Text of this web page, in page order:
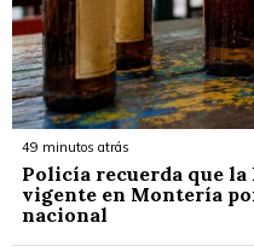
49 minutos atrás
Policía recuerda que la
vigente en Montería
nacional